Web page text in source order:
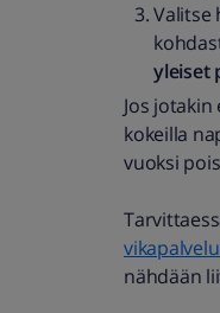
Valitse
yleiset
Jos
kokeilla
vuoksi
nähdään